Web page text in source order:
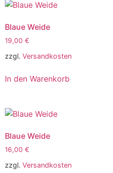
Blaue Weide
19,00 €
zzgl. Versandkosten
In den Warenkorb
Blaue Weide
16,00 €
zzgl. Versandkosten